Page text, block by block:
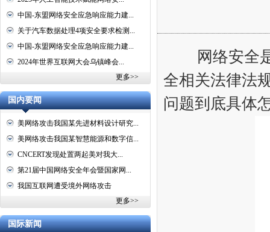
中国-东盟网络安全应急响应能力建...
关于汽车数据处理4项安全要求检测...
中国-东盟网络安全应急响应能力建...
2024年世界互联网大会乌镇峰会...
更多>>
国内要闻
美网络攻击我国某先进材料设计研究...
美网络攻击我国某智慧能源和数字信...
CNCERT发现处置两起美对我大...
第21届中国网络安全年会暨国家网...
我国互联网遭受境外网络攻击
更多>>
国际新闻
网络安全是
全相关法律法
问题到底具体